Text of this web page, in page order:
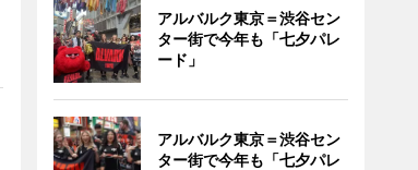
アルバルク東京＝渋谷セン
ター街で今年も「七夕パレ
ード」
アルバルク東京＝渋谷セン
ター街で今年も「七夕パレ